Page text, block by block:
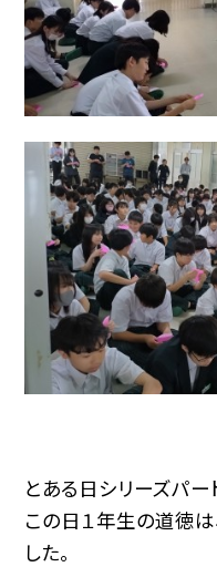
とある日シリーズパー
この日１年生の道徳
した。